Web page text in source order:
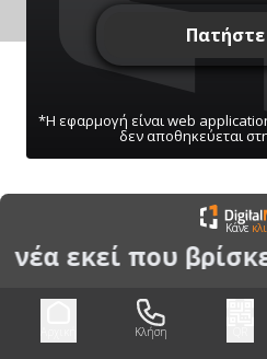
ΠΑΤΗΣΤΕ ΓΙΑ ΝΑ
Μπορείτε να κάνετε
ενεργοποίηση μέσω
Κάνε
εκεί που
Κλήση
*Η εφαρμογή είναι web
δεν αποθηκεύεται